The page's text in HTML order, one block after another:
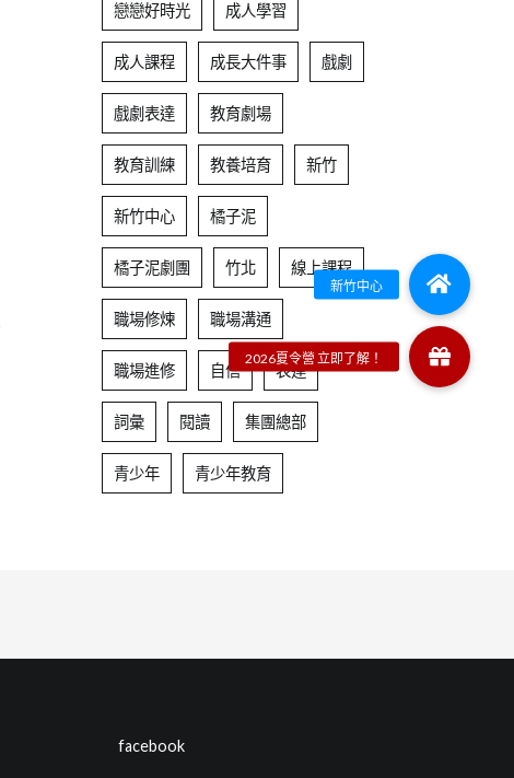
戀戀好時光 成人學習
成人課程 成長大件事 戲劇
戲劇表達 教育劇場
教育訓練 教養培育 新竹
新竹中心 橘子泥
橘子泥劇團 竹北 線上課程
職場修煉 職場溝通
職場進修 自信 表達
詞彙 閱讀 集團總部
青少年 青少年教育
facebook